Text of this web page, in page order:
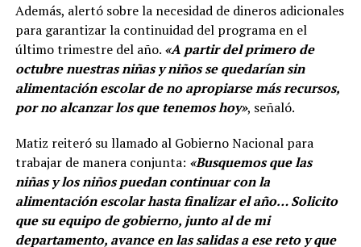
Además, alertó sobre la necesidad de dineros adicionales
para garantizar la continuidad del programa en el
último trimestre del año. «A partir del primero de
octubre nuestras niñas y niños se quedarían sin
alimentación escolar de no apropiarse más recursos,
por no alcanzar los que tenemos hoy», señaló.
Matiz reiteró su llamado al Gobierno Nacional para
trabajar de manera conjunta: «Busquemos que las
niñas y los niños puedan continuar con la
alimentación escolar hasta finalizar el año… Solicito
que su equipo de gobierno, junto al de mi
departamento, avance en las salidas a ese reto y que